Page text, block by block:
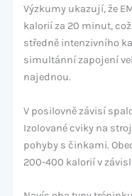
Výzkumy ukazují, že
kalorií za 20 minut,
středně intenzivního
simultánní zapojení
najednou.
V posilovně závisí
Izolované cviky na
pohyby s činkami.
200-400 kalorií v